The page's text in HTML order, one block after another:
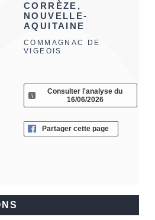
CORRÈZE,
NOUVELLE-
AQUITAINE
COMMAGNAC DE
VIGEOIS
Consulter l'analyse du
16/06/2026
Partager cette page